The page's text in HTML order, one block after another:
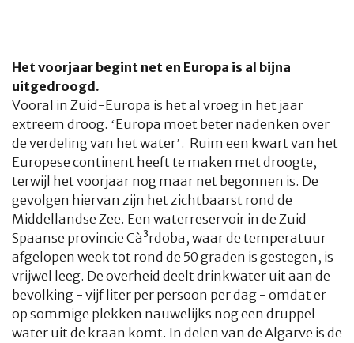
Het voorjaar begint net en Europa is al bijna
uitgedroogd.
Vooral in Zuid-Europa is het al vroeg in het jaar
extreem droog. ‘Europa moet beter nadenken over
de verdeling van het water’. Ruim een kwart van het
Europese continent heeft te maken met droogte,
terwijl het voorjaar nog maar net begonnen is. De
gevolgen hiervan zijn het zichtbaarst rond de
Middellandse Zee. Een waterreservoir in de Zuid
Spaanse provincie Cà³rdoba, waar de temperatuur
afgelopen week tot rond de 50 graden is gestegen, is
vrijwel leeg. De overheid deelt drinkwater uit aan de
bevolking - vijf liter per persoon per dag - omdat er
op sommige plekken nauwelijks nog een druppel
water uit de kraan komt. In delen van de Algarve is de